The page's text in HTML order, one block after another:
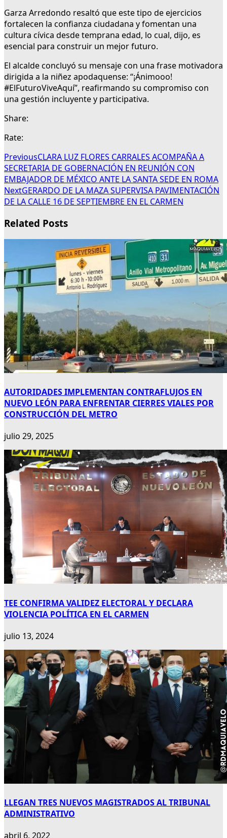
Garza Arredondo resaltó que este tipo de ejercicios
fortalecen la confianza ciudadana y fomentan una
cultura cívica desde temprana edad, lo cual, dijo, es
esencial para construir un mejor futuro.
El alcalde concluyó su mensaje con una frase motivadora
dirigida a la niñez apodaquense: “¡Ánimooo!
#ElFuturoViveAquí”, reafirmando su compromiso con
una gestión incluyente y participativa.
Share:
Rate:
PreviousCLARA LUZ FLORES CARRALES ACOMPAÑA A
SECRETARIA DE GOBERNACIÓN EN REUNIÓN CON
EMBAJADOR DE MÉXICO ANTE LA SANTA SEDE EN ROMA
NextGERARDO DE LA MAZA SUPERVISA PAVIMENTACIÓN
DE LA CALLE 16 DE SEPTIEMBRE EN EL CARMEN
Related Posts
AUTORIDADES IMPLEMENTAN CONTRAFLUJOS EN
NUEVO LEÓN PARA ENFRENTAR CIERRES VIALES POR
CONSTRUCCIÓN DEL METRO
julio 29, 2025
TEE CONFIRMA VALIDEZ ELECTORAL Y DECLARA
VIOLENCIA POLÍTICA EN EL CARMEN
julio 13, 2024
LLEGAN TRES NUEVOS MAGISTRADOS AL TRIBUNAL
ADMINISTRATIVO
abril 6, 2022